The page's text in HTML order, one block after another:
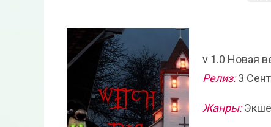
v 1.0 Новая
Релиз:3
Жанры: